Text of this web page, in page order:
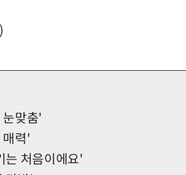
눈맞춤'
매력'
는 처음이에요'